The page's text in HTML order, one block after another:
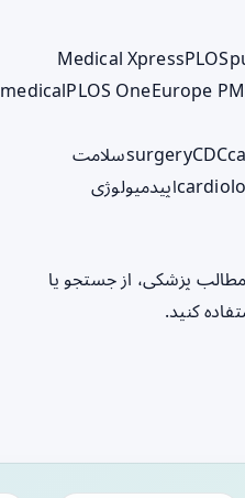
Medical XpressPLOS
medicalPLOS OneEurope
surgeryCDC
سلامت
اپیدمیولوژی
مطالب پزشکی، از جستجو یا
کنید.